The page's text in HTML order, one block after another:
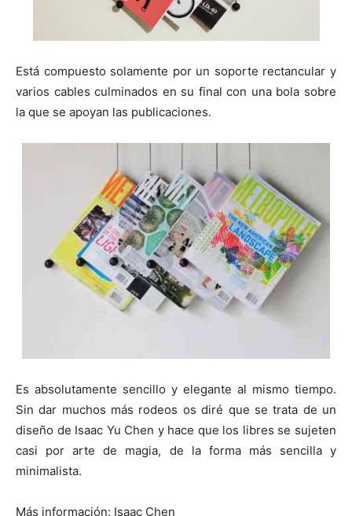
Está compuesto solamente por un soporte rectancular y
varios cables culminados en su final con una bola sobre
la que se apoyan las publicaciones.
Es absolutamente sencillo y elegante al mismo tiempo.
Sin dar muchos más rodeos os diré que se trata de un
diseño de Isaac Yu Chen y hace que los libres se sujeten
casi por arte de magia, de la forma más sencilla y
minimalista.
Más información: Isaac Chen